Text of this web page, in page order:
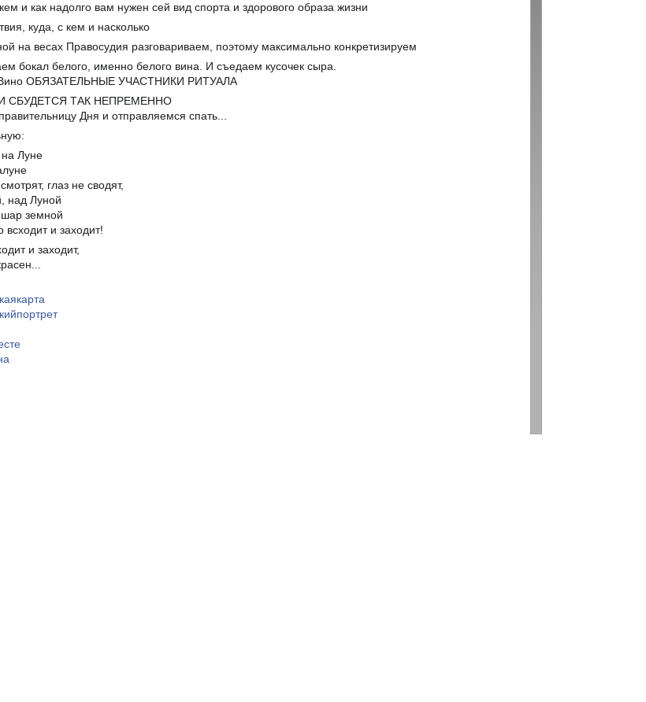
и как надолго вам нужен сей вид спорта и здорового образа жизни
куда, с кем и насколько
на весах Правосудия разговариваем, поэтому максимально конкретизируем
бокал белого, именно белого вина. И съедаем кусочек сыра.
ОБЯЗАТЕЛЬНЫЕ УЧАСТНИКИ РИТУАЛА
И СБУДЕТСЯ ТАК НЕПРЕМЕННО
Дня и отправляемся спать...
Луне
глаз не сводят,
над Луной
земной
всходит и заходит!
и заходит,